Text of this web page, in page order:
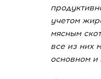
учетом
мясным
все из них
основном и